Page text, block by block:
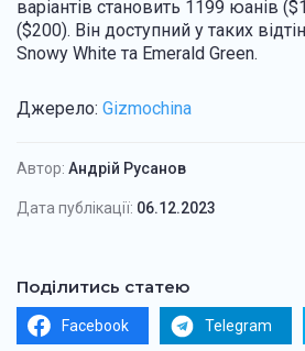
варіантів становить 1199 юанів
($200). Він доступний у таких
Snowy White та Emerald Green.
Джерело: Gizmochina
Автор: Андрій Русанов
Дата публікації: 06.12.2023
Поділитись статею
Facebook Telegram